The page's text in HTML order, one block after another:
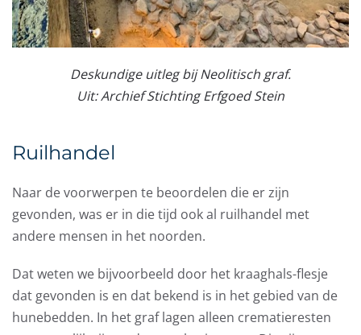
Deskundige uitleg bij Neolitisch graf.
Uit: Archief Stichting Erfgoed Stein
Ruilhandel
Naar de voorwerpen te beoordelen die er zijn
gevonden, was er in die tijd ook al ruilhandel met
andere mensen in het noorden.
Dat weten we bijvoorbeeld door het kraaghals-flesje
dat gevonden is en dat bekend is in het gebied van de
hunebedden. In het graf lagen alleen crematieresten